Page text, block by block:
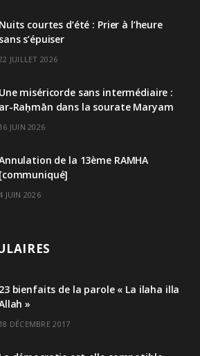
Nuits courtes d’été : Prier à l’heure
sans s’épuiser
JUILLET 2026
Une miséricorde sans intermédiaire :
ar-Raḥmān dans la sourate Maryam
16 JUIN 2026
de la 13ème RAMHA
[communiqué]
JUIN 2026
23 bienfaits de la parole « La ilaha illa
»
18 DÉCEMBRE 2017